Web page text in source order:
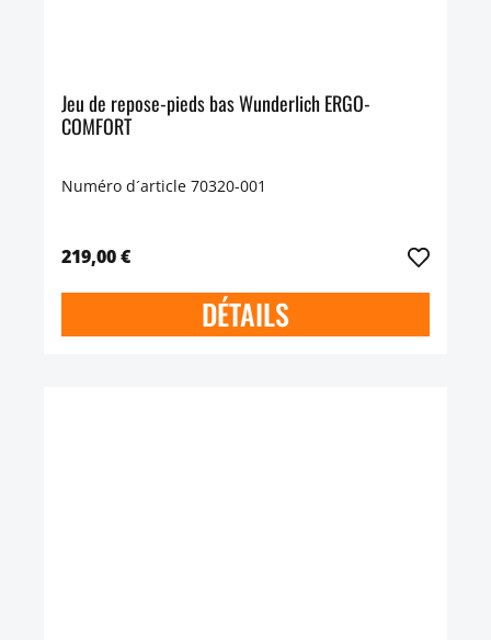
Jeu de repose-pieds bas Wunderlich ERGO-
COMFORT
Numéro d´article 70320-001
219,00 €
DÉTAILS